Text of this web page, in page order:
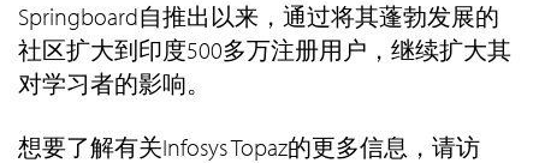
Springboard自推出以来，通过将其蓬勃发展的
社区扩大到印度500多万注册用户，继续扩大其
对学习者的影响。
想要了解有关Infosys Topaz的更多信息，请访